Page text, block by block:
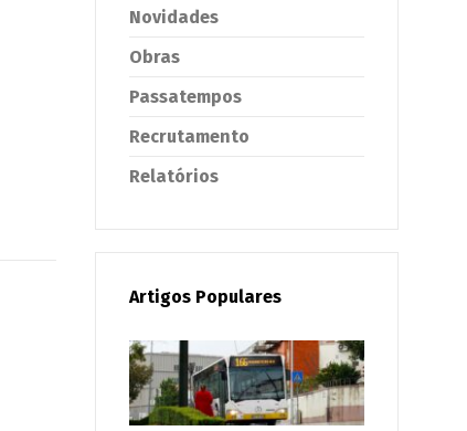
Novidades
Obras
Passatempos
Recrutamento
Relatórios
Artigos Populares